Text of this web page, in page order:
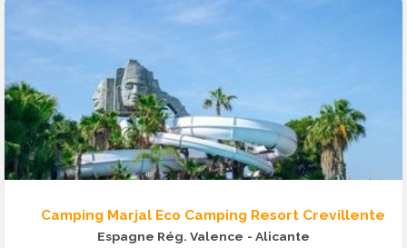
Camping Marjal Eco Camping Resort Crevillente
Espagne Rég. Valence - Alicante